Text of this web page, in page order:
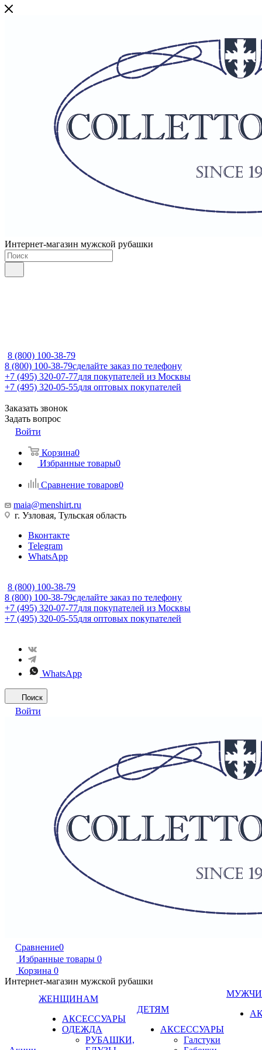
Интернет-магазин мужской рубашки
8 (800) 100-38-79
8 (800) 100-38-79сделайте заказ по телефону
+7 (495) 320-07-77для покупателей из Москвы
+7 (495) 320-05-55для оптовых покупателей
Заказать звонок
Задать вопрос
Войти
Корзина0
Избранные товары0
Сравнение товаров0
maia@menshirt.ru
г. Узловая, Тульская область
Вконтакте
Telegram
WhatsApp
8 (800) 100-38-79
8 (800) 100-38-79сделайте заказ по телефону
+7 (495) 320-07-77для покупателей из Москвы
+7 (495) 320-05-55для оптовых покупателей
WhatsApp
Поиск
Войти
Сравнение0
Избранные товары 0
Корзина 0
Интернет-магазин мужской рубашки
ЖЕНЩИНАМ
АКСЕССУАРЫ
ОДЕЖДА
РУБАШКИ,
ДЕТЯМ
АКСЕССУАРЫ
Галстуки